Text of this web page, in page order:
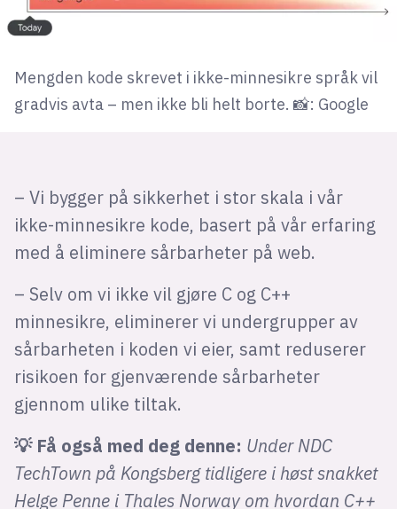
Mengden kode skrevet i ikke-minnesikre språk vil
gradvis avta – men ikke bli helt borte. 📸: Google
– Vi bygger på sikkerhet i stor skala i vår
ikke-minnesikre kode, basert på vår erfaring
med å eliminere sårbarheter på web.
– Selv om vi ikke vil gjøre C og C++
minnesikre, eliminerer vi undergrupper av
sårbarheten i koden vi eier, samt reduserer
risikoen for gjenværende sårbarheter
gjennom ulike tiltak.
💡 Få også med deg denne: Under NDC
TechTown på Kongsberg tidligere i høst snakket
Helge Penne i Thales Norway om hvordan C++